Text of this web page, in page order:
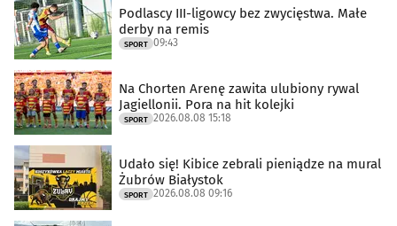
Podlascy III-ligowcy bez zwycięstwa. Małe
derby na remis
SPORT 09:43
Na Chorten Arenę zawita ulubiony rywal
Jagiellonii. Pora na hit kolejki
SPORT 2026.08.08 15:18
Udało się! Kibice zebrali pieniądze na mural
Żubrów Białystok
SPORT 2026.08.08 09:16